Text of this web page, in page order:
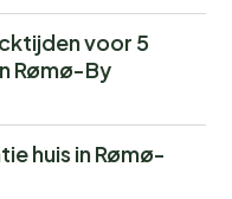
voor 5
Rømø-By
huis in Rømø-